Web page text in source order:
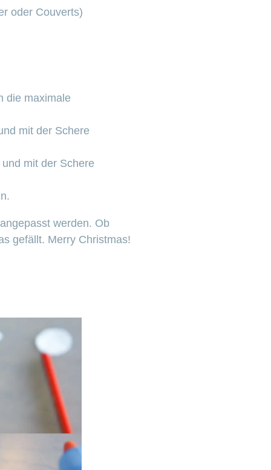
oder Couverts)
die maximale
mit der Schere
mit der Schere
werden. Ob
gefällt. Merry Christmas!